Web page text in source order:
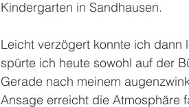
Kindergarten in Sandhausen.
Leicht verzögert konnte ich
spürte ich heute sowohl auf der
Gerade nach meinem
Ansage erreicht die Atmosphäre